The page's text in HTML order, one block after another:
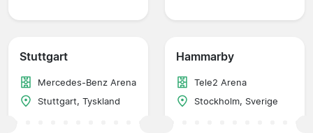
Stuttgart
Mercedes-Benz Arena
Stuttgart, Tyskland
Hammarby
Tele2 Arena
Stockholm, Sverige